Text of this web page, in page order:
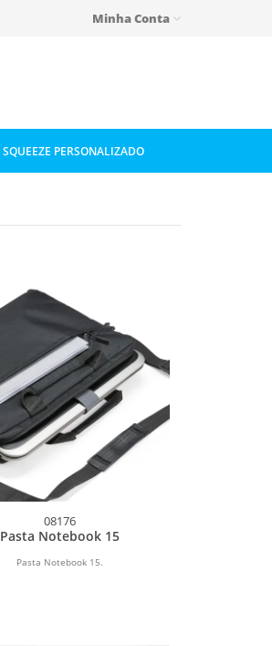
Minha Conta
SQUEEZE PERSONALIZADO
08176
Pasta Notebook 15
Pasta Notebook 15.